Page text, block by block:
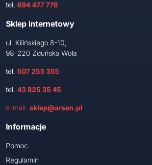
tel. 694 477 776
Sklep internetowy
ul. Kilińskiego 8-10,
98-220 Zduńska Wola
tel. 507 255 355
tel. 43 825 35 45
e-mail: sklep@arsen.pl
Informacje
Pomoc
Regulamin